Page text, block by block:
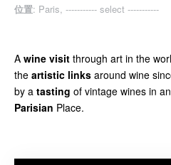
位置: Paris, ----------- select -----------
A wine visit through art in the
the artistic links around wine
by a tasting of vintage wines in an
Parisian Place.